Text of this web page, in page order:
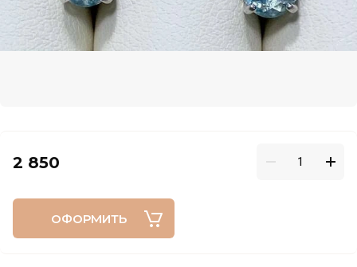
2 850
ОФОРМИТЬ